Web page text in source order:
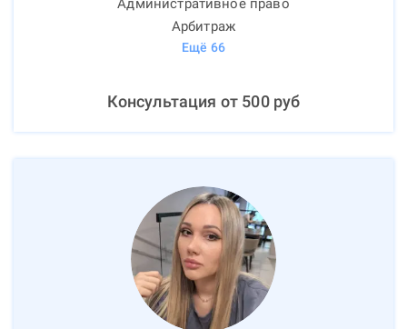
Административное право
Арбитраж
Ещё 66
Консультация от 500руб